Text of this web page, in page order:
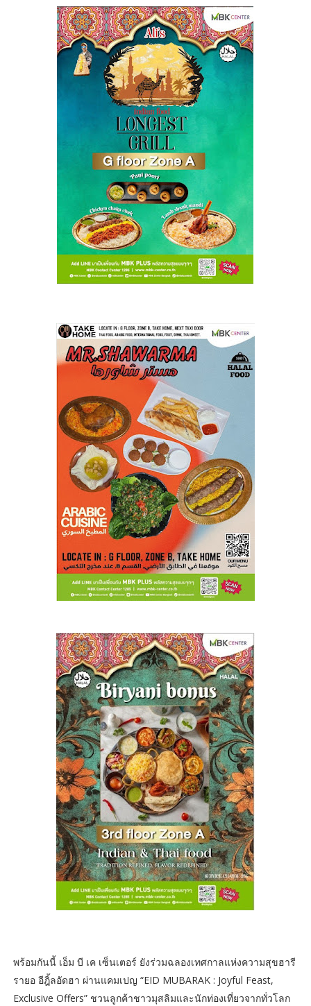
พร้อมกันนี้ เอ็ม บี เค เซ็นเตอร์ ยังร่วมฉลองเทศกาลแห่งความสุขฮารี
รายอ อีฎิ้ลอัดฮา ผ่านแคมเปญ “EID MUBARAK : Joyful Feast,
Exclusive Offers” ชวนลูกค้าชาวมุสลิมและนักท่องเที่ยวจากทั่วโลก